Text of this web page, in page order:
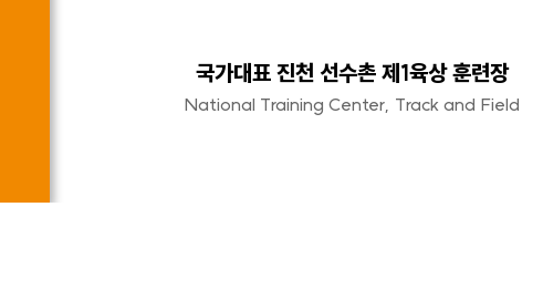
VIEW MORE
국가대표 진천 선수촌 제1육상 훈련장
National Training Center, Track and Field
정읍 금붕동 게이트볼장
안성 삼죽면 테니스장/족구장
단양 매포 생활체육공원 풋살장/농구장
평택 소사벌 레포츠공원 농구장
평택 현덕축구장
국가대표 선수촌 태극광장 버스정류장
National Training Center, Bus Stop
평택 내리 문화공원
마카오 NAPE 스포츠 공원
장수 물빛공원
아산 신정호 수영장
험프리 미군부대 수영장
용인 동백호수공원 야외무대
Dongbaek-Lake Park
평택 한국 소리터
단양 가산리 야외무대
평택 농업기술센터
단양 남천캠핑장
아산 곡교천 야외무대
서울고명중학교
Gomyeong Middle School
군포신흥초등학교
평택 신한고등학교
평택 라온고등학교 스탠드
용인 죽전고등학교
서울 배화여자중학교
Masjid Al-Nabawi, Madinah
Crossrail Place Roof Garden
Allianz Arena
Suvarnabhumi Airport
Bagram Air Base
The American Art Museum